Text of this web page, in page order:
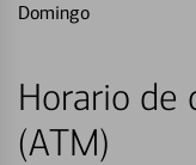
Domingo
Horario de
(ATM)